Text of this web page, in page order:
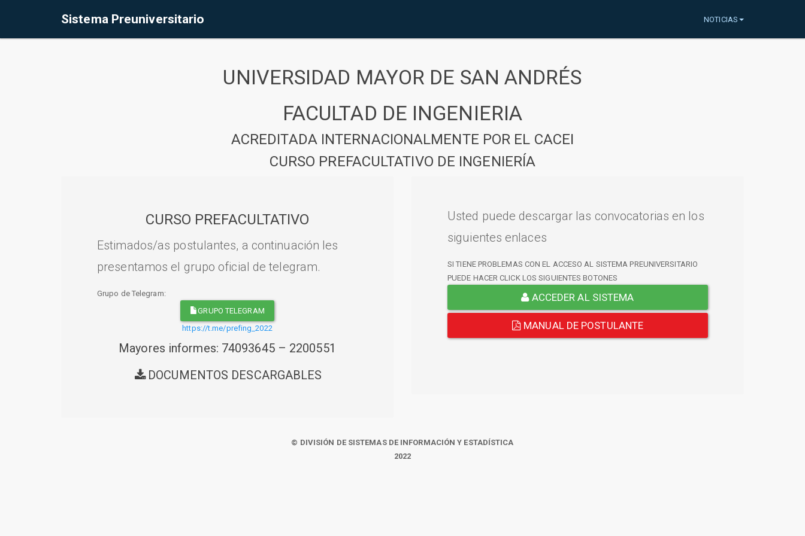
Sistema Preuniversitario NOTICIAS
UNIVERSIDAD MAYOR DE SAN ANDRÉS
FACULTAD DE INGENIERIA
ACREDITADA INTERNACIONALMENTE POR EL CACEI
CURSO PREFACULTATIVO DE INGENIERÍA
CURSO PREFACULTATIVO
Estimados/as postulantes, a continuación les
presentamos el grupo oficial de telegram.
Grupo de Telegram:
GRUPO TELEGRAM
https://t.me/prefing_2022
Mayores informes: 74093645 – 2200551
DOCUMENTOS DESCARGABLES
Usted puede descargar las convocatorias en los
siguientes enlaces
SI TIENE PROBLEMAS CON EL ACCESO AL SISTEMA PREUNIVERSITARIO
PUEDE HACER CLICK LOS SIGUIENTES BOTONES
ACCEDER AL SISTEMA
MANUAL DE POSTULANTE
© DIVISIÓN DE SISTEMAS DE INFORMACIÓN Y ESTADÍSTICA
2022